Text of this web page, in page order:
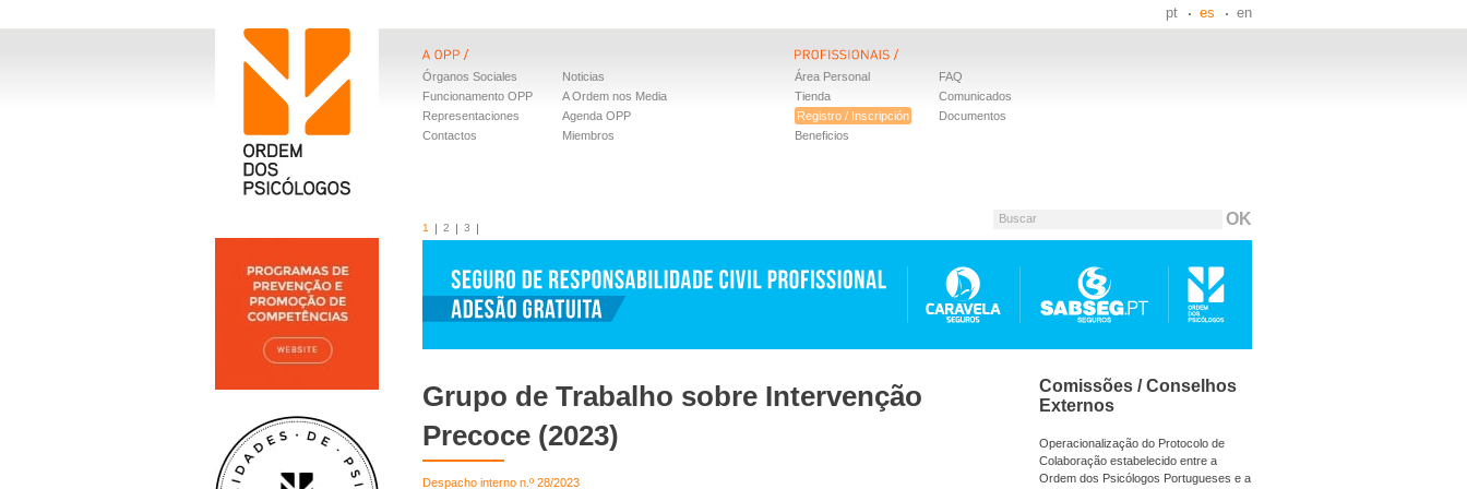
pt es en
Órganos Sociales
Funcionamento OPP
Representaciones
Contactos
Noticias
A Ordem nos Media
Agenda OPP
Miembros
Área Personal
Tienda
Registro / Inscripción
Beneficios
FAQ
Comunicados
Documentos
Buscar
1 2 3
Grupo de Trabalho sobre Intervenção
Precoce (2023)
Despacho interno n.º 28/2023
Comissões / Conselhos
Externos
Operacionalização do Protocolo de
Colaboração estabelecido entre a
Ordem dos Psicólogos Portugueses e a